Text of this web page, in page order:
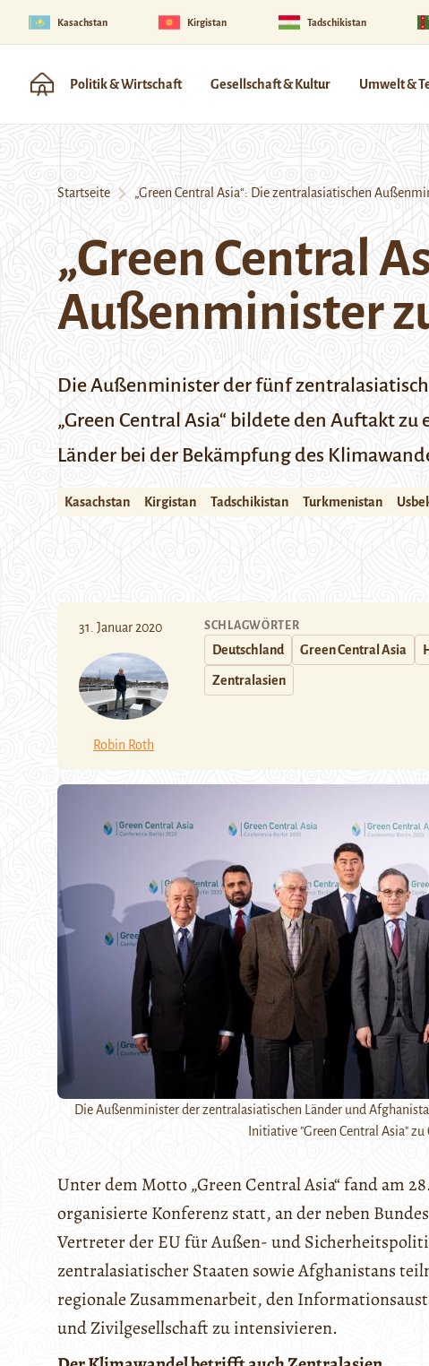
Kasachstan Kirgistan Tadschikistan
Politik & Wirtschaft Gesellschaft & Kultur Umwelt &
Startseite „Green Central Asia“: Die zentralasiatischen
„Green Central
Außenminister
Die Außenminister der fünf
„Green Central Asia“ bildete den Auftakt
Länder bei der Bekämpfung des
Kasachstan Kirgistan Tadschikistan Turkmenistan
31. Januar 2020
Robin Roth
SCHLAGWÖRTER
Deutschland Green Central Asia
Zentralasien
Die Außenminister der zentralasiatischen Länder und
Initiative "Green Central Asia"
Unter dem Motto „Green Central Asia“ fand am
organisierte Konferenz statt, an der neben
Vertreter der EU für Außen- und
zentralasiatischer Staaten sowie Afghanistans
regionale Zusammenarbeit, den
und Zivilgesellschaft zu intensivieren.